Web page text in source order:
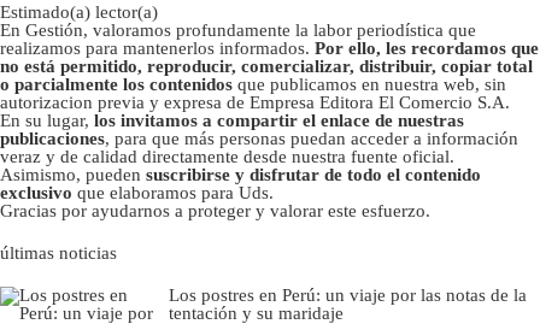
Estimado(a) lector(a)
En Gestión, valoramos profundamente la labor periodística que
realizamos para mantenerlos informados. Por ello, les recordamos que
no está permitido, reproducir, comercializar, distribuir, copiar total
o parcialmente los contenidos que publicamos en nuestra web, sin
autorizacion previa y expresa de Empresa Editora El Comercio S.A.
En su lugar, los invitamos a compartir el enlace de nuestras
publicaciones, para que más personas puedan acceder a información
veraz y de calidad directamente desde nuestra fuente oficial.
Asimismo, pueden suscribirse y disfrutar de todo el contenido
exclusivo que elaboramos para Uds.
Gracias por ayudarnos a proteger y valorar este esfuerzo.
últimas noticias
Los postres en Perú: un viaje por las notas de la
tentación y su maridaje